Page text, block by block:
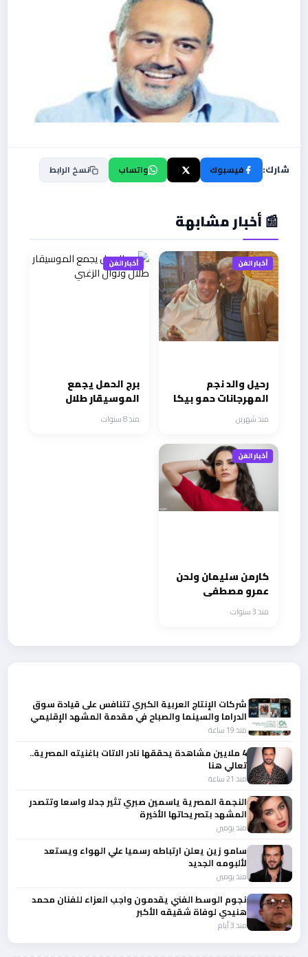
شارك: فيسبوك واتساب نسخ الرابط
📰 أخبار مشابهة
أخبار الفن
رحيل والد نجم
المهرجانات حمو بيكا
وحشد من النجوم
والأصدقاء بالجنازة
بالاسكندرية
منذ شهرين
أخبار الفن
برج الحمل يجمع
الموسيقار طلال
ونوال الزغبيمنذ 8 سنوات
أخبار الفن
كارمن سليمان ولحن
عمرو مصطفى
يجتمعان فى عمل
واحد
منذ 3 سنوات
شركات الإنتاج العربية الكبري تتنافس على قيادة سوق
الدراما والسينما والصباح في مقدمة المشهد الإقليمي
منذ 19 ساعة
4 ملايين مشاهدة يحققها نادر الاتات باغنيته المصرية..
تعالي هنا
منذ 21 ساعة
النجمة المصرية ياسمين صبري تثير جدلا واسعا وتتصدر
المشهد بتصريحاتها الأخيرة
منذ يومين
سامو زين يعلن ارتباطه رسميا علي الهواء ويستعد
لألبومه الجديد
منذ يومين
نجوم الوسط الفني يقدمون واجب العزاء للفنان محمد
هنيدي لوفاة شقيقه الأكبر
منذ 3 أيام